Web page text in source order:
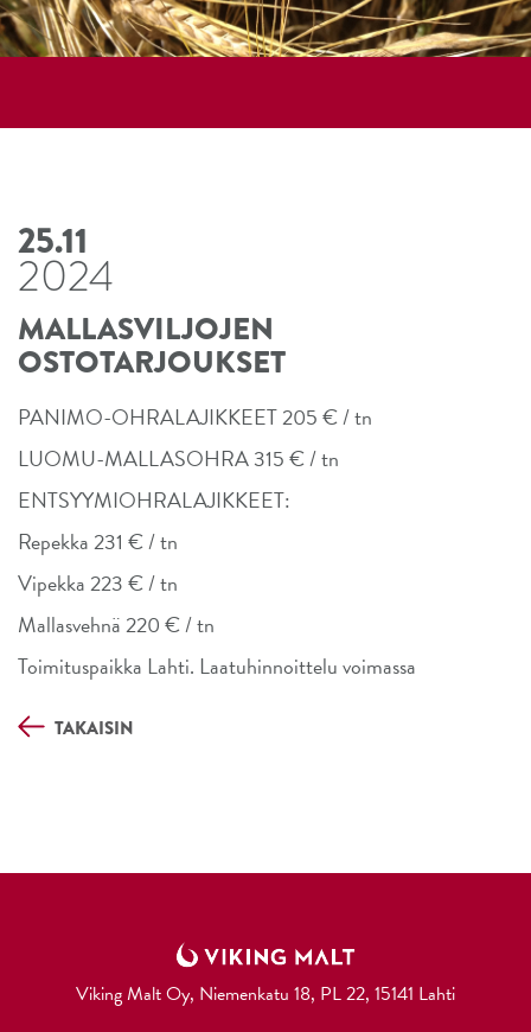
25.11
2024
MALLASVILJOJEN
OSTOTARJOUKSET
PANIMO-OHRALAJIKKEET 205 € / tn
LUOMU-MALLASOHRA 315 € / tn
ENTSYYMIOHRALAJIKKEET:
Repekka 231 € / tn
Vipekka 223 € / tn
Mallasvehnä 220 € / tn
Toimituspaikka Lahti. Laatuhinnoittelu voimassa
TAKAISIN
Viking Malt Oy, Niemenkatu 18, PL 22, 15141 Lahti